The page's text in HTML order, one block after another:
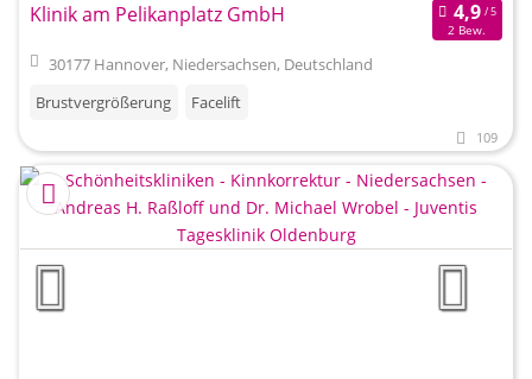
Klinik am Pelikanplatz GmbH
2 Bew.
30177 Hannover, Niedersachsen, Deutschland
Brustvergrößerung
Facelift
109